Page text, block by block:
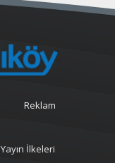
Reklam
Yayın İlkeleri